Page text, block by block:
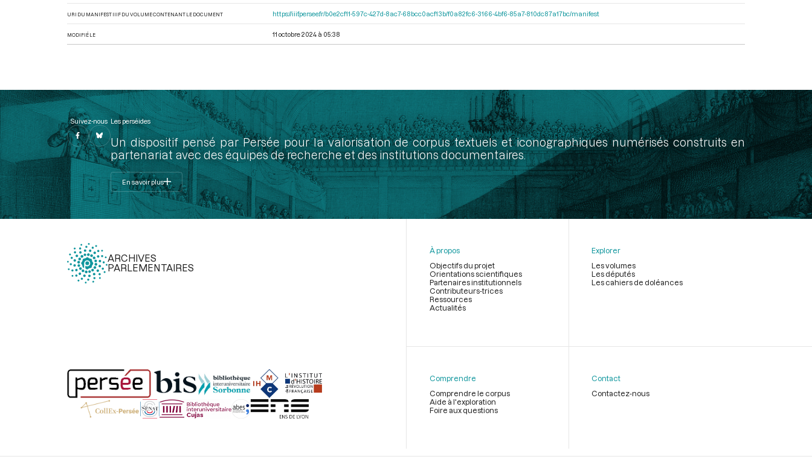
URI DU MANIFEST IIIF DU VOLUME CONTENANT LE DOCUMENT https://iiif.persee.fr/b0e2cf11-597c-427d-8ac7-68bcc0acf13b/f0a82fc6-3166-4bf6-85a7-810dc87a17bc/manifest
MODIFIÉ LE 11 octobre 2024 à 05:38
Suivez-nous Les perséides
Un dispositif pensé par Persée pour la valorisation de corpus textuels et iconographiques numérisés construits en
partenariat avec des équipes de recherche et des institutions documentaires.
En savoir plus
ARCHIVES
PARLEMENTAIRES
page
À propos
Objectifs du projet
Orientations scientifiques
Partenaires institutionnels
Contributeurs-trices
Ressources
Actualités
Explorer
Les volumes
Les députés
Les cahiers de doléances
Comprendre
Comprendre le corpus
Aide à l'exploration
Foire aux questions
Contact
Contactez-nous
Légal